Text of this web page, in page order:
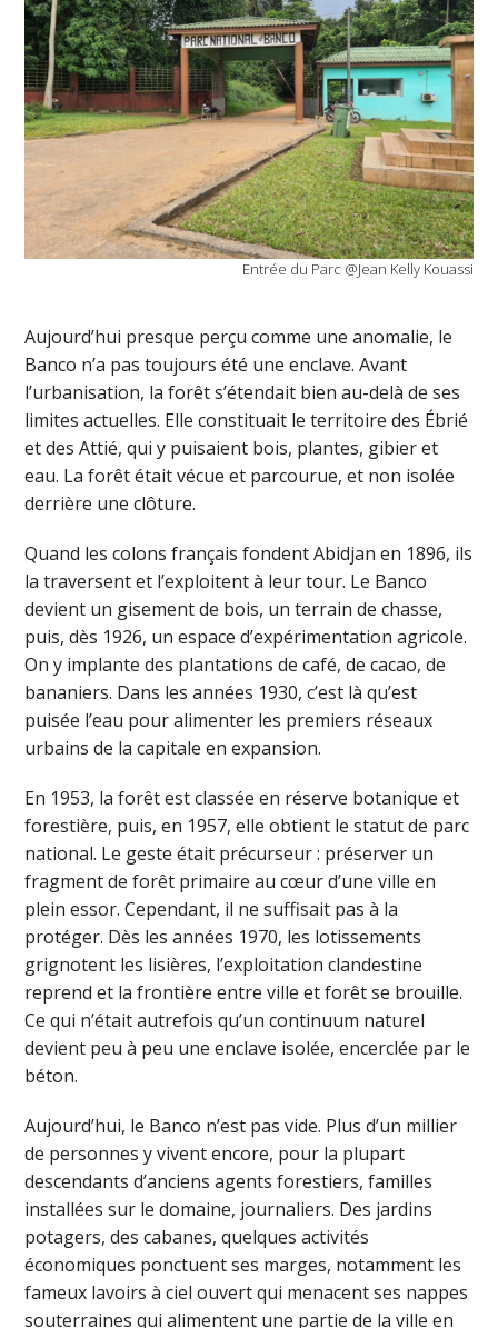
Entrée du Parc @Jean Kelly Kouassi
Aujourd’hui presque perçu comme une anomalie, le
Banco n’a pas toujours été une enclave. Avant
l’urbanisation, la forêt s’étendait bien au-delà de ses
limites actuelles. Elle constituait le territoire des Ébrié
et des Attié, qui y puisaient bois, plantes, gibier et
eau. La forêt était vécue et parcourue, et non isolée
derrière une clôture.
Quand les colons français fondent Abidjan en 1896, ils
la traversent et l’exploitent à leur tour. Le Banco
devient un gisement de bois, un terrain de chasse,
puis, dès 1926, un espace d’expérimentation agricole.
On y implante des plantations de café, de cacao, de
bananiers. Dans les années 1930, c’est là qu’est
puisée l’eau pour alimenter les premiers réseaux
urbains de la capitale en expansion.
En 1953, la forêt est classée en réserve botanique et
forestière, puis, en 1957, elle obtient le statut de parc
national. Le geste était précurseur : préserver un
fragment de forêt primaire au cœur d’une ville en
plein essor. Cependant, il ne suffisait pas à la
protéger. Dès les années 1970, les lotissements
grignotent les lisières, l’exploitation clandestine
reprend et la frontière entre ville et forêt se brouille.
Ce qui n’était autrefois qu’un continuum naturel
devient peu à peu une enclave isolée, encerclée par le
béton.
Aujourd’hui, le Banco n’est pas vide. Plus d’un millier
de personnes y vivent encore, pour la plupart
descendants d’anciens agents forestiers, familles
installées sur le domaine, journaliers. Des jardins
potagers, des cabanes, quelques activités
économiques ponctuent ses marges, notamment les
fameux lavoirs à ciel ouvert qui menacent ses nappes
souterraines qui alimentent une partie de la ville en